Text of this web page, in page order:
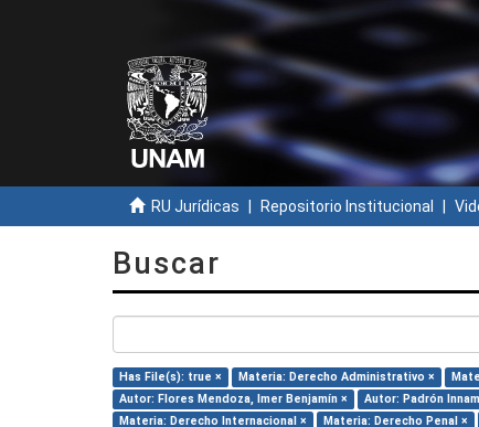
RU Jurídicas Repositorio Institucional
Buscar
Has File(s): true × Materia: Derecho Administrativo ×
Autor: Flores Mendoza, Imer Benjamín ×
Autor: Padrón
Materia: Derecho Internacional ×
Materia: Derecho Penal ×